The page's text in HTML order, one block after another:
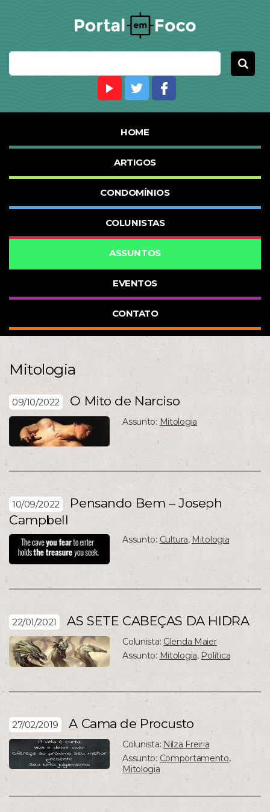
HOME
ARTIGOS
CONDOMÍNIOS
COLUNISTAS
ASSUNTOS
EVENTOS
CONTATO
Mitologia
09/10/2022 O Mito de Narciso
Assunto: Mitologia
10/09/2022
Pensando Bem – Joseph
Campbell
Assunto: Cultura, Mitologia
22/01/2021 AS SETE CABEÇAS DA HIDRA
Colunista: Glenda Maier
Assunto: Mitologia, Política
27/02/2019 A Cama de Procusto
Colunista:Nilza Freiria
Assunto:Comportamento,
Mitologia